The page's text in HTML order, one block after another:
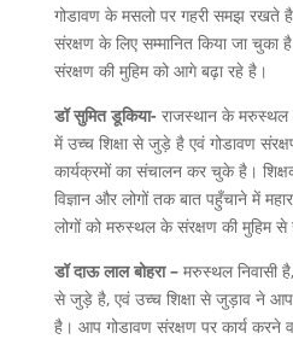
गोडावण के मसलो पर गहरी समझ रखते
संरक्षण के लिए सम्मानित किया जा चुका
संरक्षण की मुहिम को आगे बढ़ा रहे है।
डॉ सुमित डूकिया- राजस्थान के मरुस्थल
में उच्च शिक्षा से जुड़े है एवं गोडावण
कार्यक्रमों का संचालन कर चुके है।
विज्ञान और लोगों तक बात पहुँचाने में
लोगों को मरुस्थल के संरक्षण की मुहिम से
डॉ दाऊ लाल बोहरा –मरुस्थल निवासी
से जुड़े है, एवं उच्च शिक्षा से जुड़ाव ने
है। आप गोडावण संरक्षण पर कार्य करने